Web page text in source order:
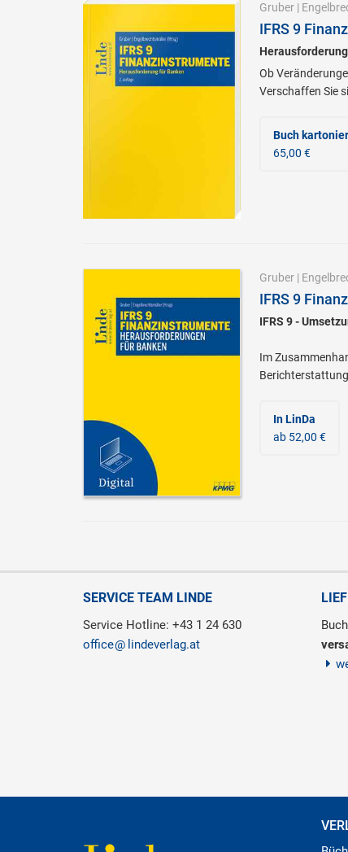
Gruber|
IFRS 9
Ob
Verschaffen Sie
Buch
65,00 €
Gruber|
IFRS 9
IFRS 9 -
Im
In LinDa
ab 52,00 €
SERVICE TEAM LINDE
Service Hotline: +43 1 24 630
office
lindeverlag.at